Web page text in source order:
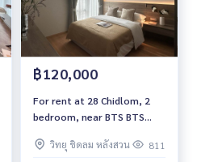
฿120,000
For rent at 28 Chidlom, 2
bedroom, near BTS BTS
ready to move in
วิทยุ ชิดลม หลังสวน 811